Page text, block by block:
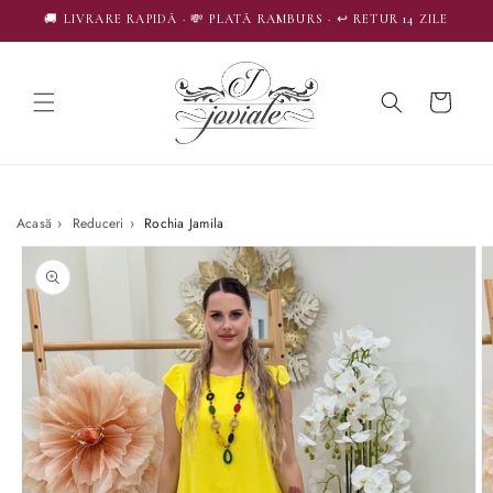
SALT LA
🚚 LIVRARE RAPIDĂ · 💸 PLATĂ RAMBURS · ↩️ RETUR 14 ZILE
Coș
Acasă › Reduceri › Rochia Jamila
SALT LA
INFORMAȚIILE
DESPRE
PRODUS